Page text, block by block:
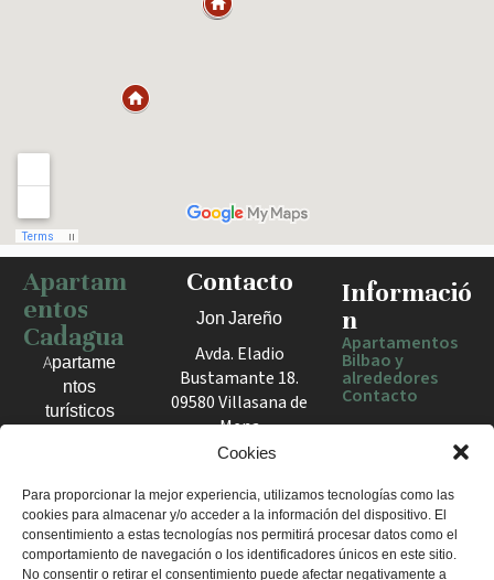
Cookies
Para proporcionar la mejor experiencia, utilizamos tecnologías como las
cookies para almacenar y/o acceder a la información del dispositivo. El
consentimiento a estas tecnologías nos permitirá procesar datos como el
comportamiento de navegación o los identificadores únicos en este sitio.
No consentir o retirar el consentimiento puede afectar negativamente a
Haz clic para activar el mapa
Apartam
entos
Cadagua
Apartame
ntos
turísticos
el Valle
de Mena.
Estancias
cómodas
Contacto
Jon Jareño
Avda. Eladio
Bustamante 18.
09580 Villasana de
Mena
España
+34 675 602
960
apartamentosc
Informació
n
Apartamentos
Bilbao y
alrededores
Contacto